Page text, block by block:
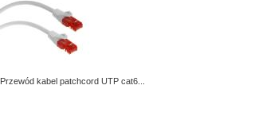
Przewód kabel patchcord UTP cat6...